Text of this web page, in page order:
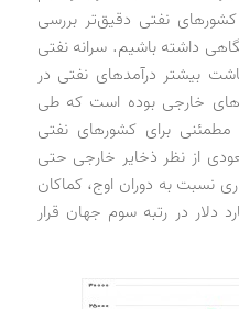
نفتی دقیق‌تر بررسی
داشته باشیم. سرانه نفتی
بیشتر درآمدهای نفتی در
خارجی بوده است که طی
مطمئنی برای کشورهای نفتی
از نظر ذخایر خارجی حتی
70 میلیارد‌دلاری نسبت به دوران اوج، کماکان
بیش از 670 میلیارد دلار در رتبه سوم جهان قرار